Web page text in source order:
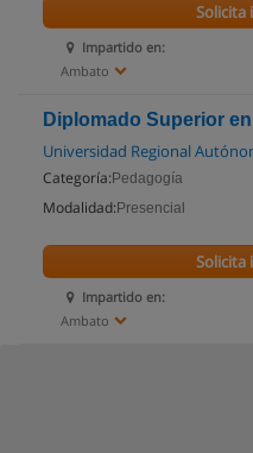
Impartido en:
Ambato
Solicita
Diplomado Superior
Universidad Regional
Categoría: Pedagogía
Modalidad: Presencial
Impartido en:
Ambato
Solicita